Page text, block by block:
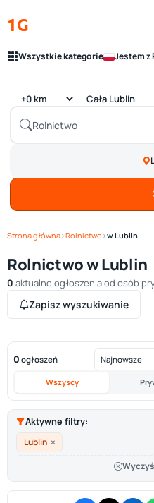
1G
Wszystkie kategorie Jestem z
Strona główna›Rolnictwo ›w Lublin
Rolnictwo w Lublin
0 aktualne ogłoszenia od osób
Zapisz wyszukiwanie
0 ogłoszeń
Wszyscy
Aktywne filtry:
Lublin ×